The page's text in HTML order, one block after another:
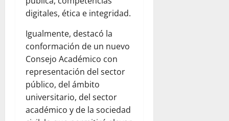
digitales, ética e integridad.
Igualmente, destacó la
conformación de un nuevo
Consejo Académico con
representación del sector
público, del ámbito
universitario, del sector
académico y de la sociedad